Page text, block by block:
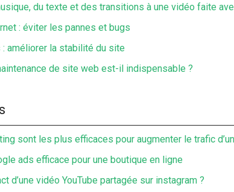
du texte et des transitions à une vidéo faite
: éviter les pannes et bugs
améliorer la stabilité du site
de site web est-il indispensable ?
sont les plus efficaces pour augmenter le trafic
ads efficace pour une boutique en ligne
d’une vidéo YouTube partagée sur instagram ?